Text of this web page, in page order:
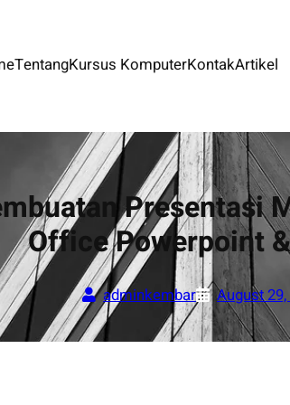
TentangKursus KomputerKontakArtikel
Office Powerpoint
adminkembar August